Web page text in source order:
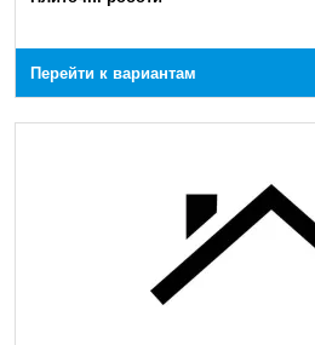
Перейти к вариантам